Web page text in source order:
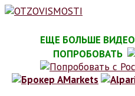
Skip
ЕЩЕ БОЛЬШЕ ВИДЕО
ПОПРОБОВАТЬ